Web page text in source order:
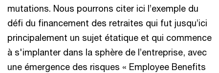
mutations. Nous pourrons citer ici l’exemple du
défi du financement des retraites qui fut jusqu’ici
principalement un sujet étatique et qui commence
à s'implanter dans la sphère de l’entreprise, avec
une émergence des risques « Employee Benefits